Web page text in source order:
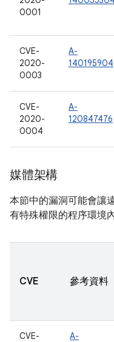
0001
CVE-
2020-
0003
A-
140195904
CVE-
2020-
0004
A-
120847476
媒體架構
本節中的漏洞可能會讓
有特殊權限的程序環境
CVE 參考資料
CVE-
A-